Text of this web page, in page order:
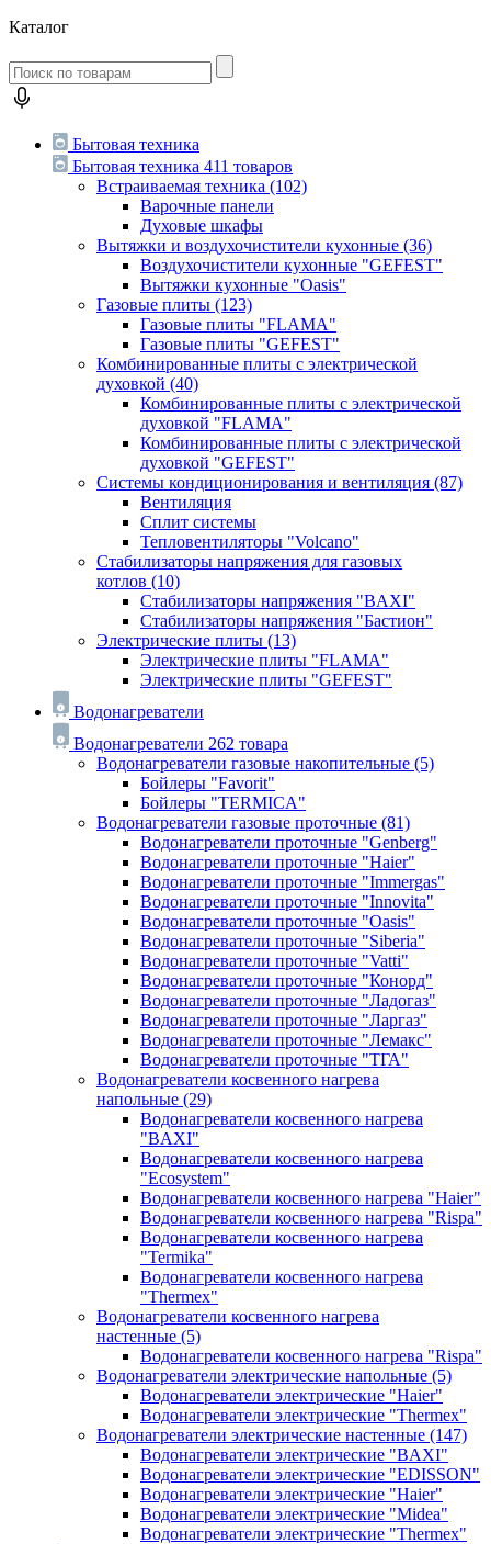
Каталог
Бытовая техника
Бытовая техника 411 товаров
Встраиваемая техника (102)
Варочные панели
Духовые шкафы
Вытяжки и воздухочистители кухонные (36)
Воздухочистители кухонные "GEFEST"
Вытяжки кухонные "Oasis"
Газовые плиты (123)
Газовые плиты "FLAMA"
Газовые плиты "GEFEST"
Комбинированные плиты с электрической
духовкой (40)
Комбинированные плиты с электрической
духовкой "FLAMA"
Комбинированные плиты с электрической
духовкой "GEFEST"
Системы кондиционирования и вентиляция (87)
Вентиляция
Сплит системы
Тепловентиляторы "Volcano"
Стабилизаторы напряжения для газовых
котлов (10)
Стабилизаторы напряжения "BAXI"
Стабилизаторы напряжения "Бастион"
Электрические плиты (13)
Электрические плиты "FLAMA"
Электрические плиты "GEFEST"
Водонагреватели
Водонагреватели 262 товара
Водонагреватели газовые накопительные (5)
Бойлеры "Favorit"
Бойлеры "TERMICA"
Водонагреватели газовые проточные (81)
Водонагреватели проточные "Genberg"
Водонагреватели проточные "Haier"
Водонагреватели проточные "Immergas"
Водонагреватели проточные "Innovita"
Водонагреватели проточные "Oasis"
Водонагреватели проточные "Siberia"
Водонагреватели проточные "Vatti"
Водонагреватели проточные "Конорд"
Водонагреватели проточные "Ладогаз"
Водонагреватели проточные "Ларгаз"
Водонагреватели проточные "Лемакс"
Водонагреватели проточные "ТГА"
Водонагреватели косвенного нагрева
напольные (29)
Водонагреватели косвенного нагрева
"BAXI"
Водонагреватели косвенного нагрева
"Ecosystem"
Водонагреватели косвенного нагрева "Haier"
Водонагреватели косвенного нагрева "Rispa"
Водонагреватели косвенного нагрева
"Termika"
Водонагреватели косвенного нагрева
"Thermex"
Водонагреватели косвенного нагрева
настенные (5)
Водонагреватели косвенного нагрева "Rispa"
Водонагреватели электрические напольные (5)
Водонагреватели электрические "Haier"
Водонагреватели электрические "Thermex"
Водонагреватели электрические настенные (147)
Водонагреватели электрические "BAXI"
Водонагреватели электрические "EDISSON"
Водонагреватели электрические "Haier"
Водонагреватели электрические "Midea"
Водонагреватели электрические "Thermex"